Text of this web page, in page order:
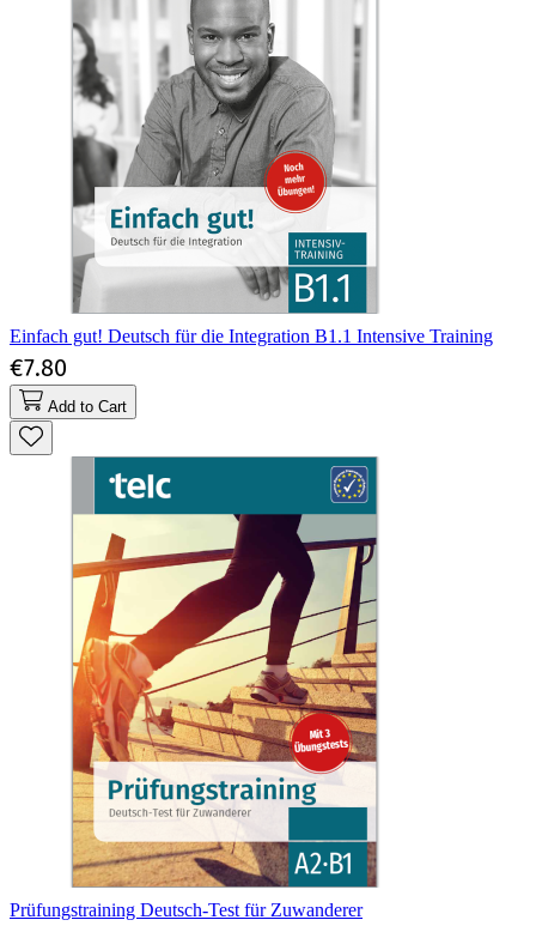
Einfach gut! Deutsch für die Integration B1.1 Intensive Training
€7.80
Add to Cart
Prüfungstraining Deutsch-Test für Zuwanderer